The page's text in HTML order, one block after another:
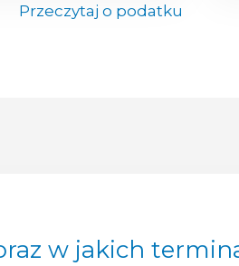
Przeczytaj o podatku
w jakich